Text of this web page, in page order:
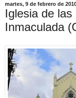
martes, 9 de febrero de
Iglesia de
Inmaculada